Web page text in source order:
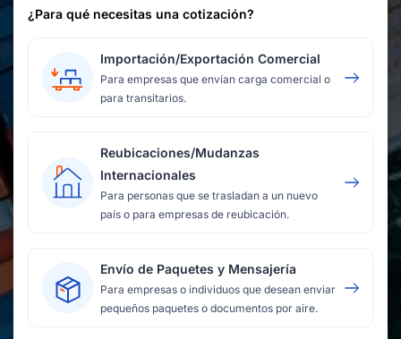
¿Para qué necesitas una cotización?
Importación/Exportación Comercial
Para empresas que envían carga comercial o
para transitarios.
Reubicaciones/Mudanzas
Internacionales
Para personas que se trasladan a un nuevo
país o para empresas de reubicación.
Envío de Paquetes y Mensajería
Para empresas o individuos que desean enviar
pequeños paquetes o documentos por aire.